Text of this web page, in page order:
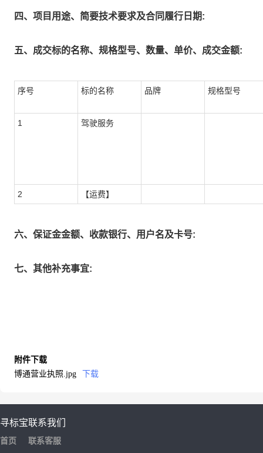
四、项目用途、简要技术要求及合同履行日期:
五、成交标的名称、规格型号、数量、单价、成交金额:
序号 标的名称 品牌 规格型号
1 驾驶服务
2 【运费】
六、保证金金额、收款银行、用户名及卡号:
七、其他补充事宜:
附件下载
博通营业执照.jpg
下载
寻标宝
首页
联系我们
联系客服